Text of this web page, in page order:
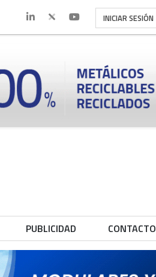
INICIAR SESIÓN
PUBLICIDAD CONTACTO